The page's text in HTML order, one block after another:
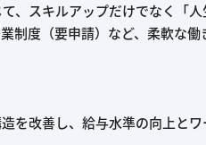
、スキルアップだけでなく「
制度（要申請）など、柔軟な働
を改善し、給与水準の向上と